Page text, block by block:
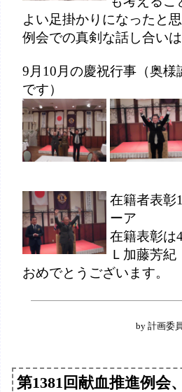
よい足掛かりになったと思
例会での真剣な話し合い
9月10月の慶祝行事（奥
です）
在籍者表彰
ーア
在籍表彰
Ｌ加藤芳紀
おめでとうございます。
by 計画委
第1381回献血推進例